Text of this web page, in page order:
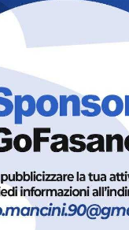
amarezza per
campionato di calcio”
7 Agosto 2026 06:00
Fasanese ferito a
da fuoco
6 Agosto 2026 18:13
Carta d’identità:
di aperture
Comune di Fasano